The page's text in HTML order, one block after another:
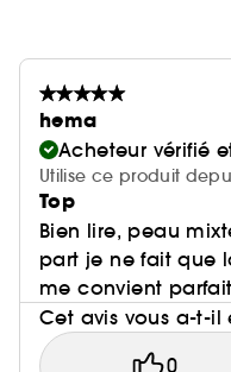
hema
Acheteur vérifié
Utilise ce produit
Top
Bien lire, peau
part je ne fait que
me convient
Cet avis vous a-t-il
0